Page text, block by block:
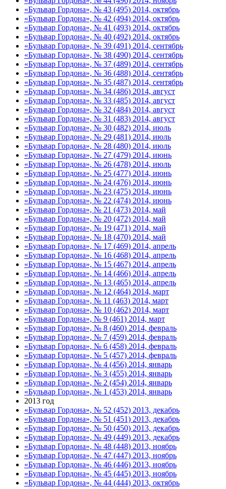
«Бульвар Гордона», № 43 (495) 2014, октябрь
«Бульвар Гордона», № 42 (494) 2014, октябрь
«Бульвар Гордона», № 41 (493) 2014, октябрь
«Бульвар Гордона», № 40 (492) 2014, октябрь
«Бульвар Гордона», № 39 (491) 2014, сентябрь
«Бульвар Гордона», № 38 (490) 2014, сентябрь
«Бульвар Гордона», № 37 (489) 2014, сентябрь
«Бульвар Гордона», № 36 (488) 2014, сентябрь
«Бульвар Гордона», № 35 (487) 2014, сентябрь
«Бульвар Гордона», № 34 (486) 2014, август
«Бульвар Гордона», № 33 (485) 2014, август
«Бульвар Гордона», № 32 (484) 2014, август
«Бульвар Гордона», № 31 (483) 2014, август
«Бульвар Гордона», № 30 (482) 2014, июль
«Бульвар Гордона», № 29 (481) 2014, июль
«Бульвар Гордона», № 28 (480) 2014, июль
«Бульвар Гордона», № 27 (479) 2014, июнь
«Бульвар Гордона», № 26 (478) 2014, июль
«Бульвар Гордона», № 25 (477) 2014, июнь
«Бульвар Гордона», № 24 (476) 2014, июнь
«Бульвар Гордона», № 23 (475) 2014, июнь
«Бульвар Гордона», № 22 (474) 2014, июнь
«Бульвар Гордона», № 21 (473) 2014, май
«Бульвар Гордона», № 20 (472) 2014, май
«Бульвар Гордона», № 19 (471) 2014, май
«Бульвар Гордона», № 18 (470) 2014, май
«Бульвар Гордона», № 17 (469) 2014, апрель
«Бульвар Гордона», № 16 (468) 2014, апрель
«Бульвар Гордона», № 15 (467) 2014, апрель
«Бульвар Гордона», № 14 (466) 2014, апрель
«Бульвар Гордона», № 13 (465) 2014, апрель
«Бульвар Гордона», № 12 (464) 2014, март
«Бульвар Гордона», № 11 (463) 2014, март
«Бульвар Гордона», № 10 (462) 2014, март
«Бульвар Гордона», № 9 (461) 2014, март
«Бульвар Гордона», № 8 (460) 2014, февраль
«Бульвар Гордона», № 7 (459) 2014, февраль
«Бульвар Гордона», № 6 (458) 2014, февраль
«Бульвар Гордона», № 5 (457) 2014, февраль
«Бульвар Гордона», № 4 (456) 2014, январь
«Бульвар Гордона», № 3 (455) 2014, январь
«Бульвар Гордона», № 2 (454) 2014, январь
«Бульвар Гордона», № 1 (453) 2014, январь
2013 год
«Бульвар Гордона», № 52 (452) 2013, декабрь
«Бульвар Гордона», № 51 (451) 2013, декабрь
«Бульвар Гордона», № 50 (450) 2013, декабрь
«Бульвар Гордона», № 49 (449) 2013, декабрь
«Бульвар Гордона», № 48 (448) 2013, ноябрь
«Бульвар Гордона», № 47 (447) 2013, ноябрь
«Бульвар Гордона», № 46 (446) 2013, ноябрь
«Бульвар Гордона», № 45 (445) 2013, ноябрь
«Бульвар Гордона», № 44 (444) 2013, октябрь